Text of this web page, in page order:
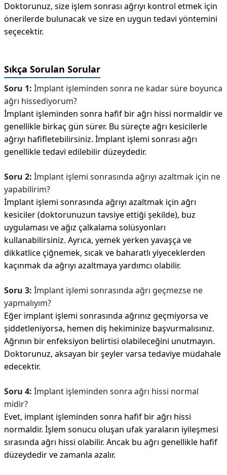
Doktorunuz, size işlem sonrası ağrıyı kontrol etmek için
önerilerde bulunacak ve size en uygun tedavi yöntemini
seçecektir.
Sıkça Sorulan Sorular
Soru 1: İmplant işleminden sonra ne kadar süre boyunca
ağrı hissediyorum?
İmplant işleminden sonra hafif bir ağrı hissi normaldir ve
genellikle birkaç gün sürer. Bu süreçte ağrı kesicilerle
ağrıyı hafifletebilirsiniz. İmplant işlemi sonrası ağrı
genellikle tedavi edilebilir düzeydedir.
Soru 2: İmplant işlemi sonrasında ağrıyı azaltmak için ne
yapabilirim?
İmplant işlemi sonrasında ağrıyı azaltmak için ağrı
kesiciler (doktorunuzun tavsiye ettiği şekilde), buz
uygulaması ve ağız çalkalama solüsyonları
kullanabilirsiniz. Ayrıca, yemek yerken yavaşça ve
dikkatlice çiğnemek, sıcak ve baharatlı yiyeceklerden
kaçınmak da ağrıyı azaltmaya yardımcı olabilir.
Soru 3: İmplant işlemi sonrasında ağrı geçmezse ne
yapmalıyım?
Eğer implant işlemi sonrasında ağrınız geçmiyorsa ve
şiddetleniyorsa, hemen diş hekiminize başvurmalısınız.
Ağrının bir enfeksiyon belirtisi olabileceğini unutmayın.
Doktorunuz, aksayan bir şeyler varsa tedaviye müdahale
edecektir.
Soru 4: İmplant işleminden sonra ağrı hissi normal
midir?
Evet, implant işleminden sonra hafif bir ağrı hissi
normaldir. İşlem sonucu oluşan ufak yaraların iyileşmesi
sırasında ağrı hissi olabilir. Ancak bu ağrı genellikle hafif
düzeydedir ve zamanla azalır.